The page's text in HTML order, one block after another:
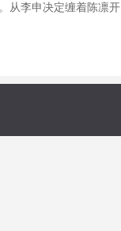
从李申决定缠着陈凛开